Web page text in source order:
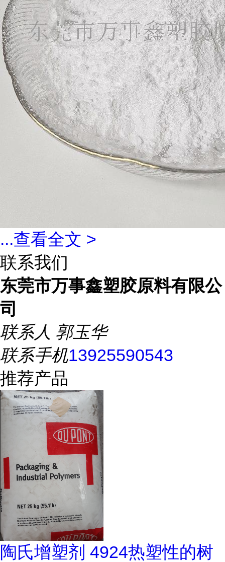
...查看全文 >
联系我们
东莞市万事鑫塑胶原料有限公
司
联系人 郭玉华
联系手机13925590543
推荐产品
陶氏增塑剂 4924热塑性的树